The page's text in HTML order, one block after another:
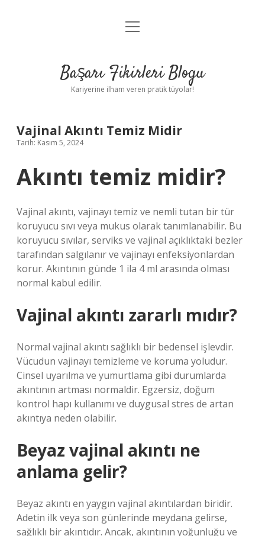
Anasayfa
Yasal Uyarı
menüyü
Başarı Fikirleri Blogu
Kariyerine ilham veren pratik tüyolar!
Vajinal Akıntı Temiz Midir
Tarih: Kasım 5, 2024
Akıntı temiz midir?
Vajinal akıntı, vajinayı temiz ve nemli tutan bir tür
koruyucu sıvı veya mukus olarak tanımlanabilir. Bu
koruyucu sıvılar, serviks ve vajinal açıklıktaki bezler
tarafından salgılanır ve vajinayı enfeksiyonlardan
korur. Akıntının günde 1 ila 4 ml arasında olması
normal kabul edilir.
Vajinal akıntı zararlı mıdır?
Normal vajinal akıntı sağlıklı bir bedensel işlevdir.
Vücudun vajinayı temizleme ve koruma yoludur.
Cinsel uyarılma ve yumurtlama gibi durumlarda
akıntının artması normaldir. Egzersiz, doğum
kontrol hapı kullanımı ve duygusal stres de artan
akıntıya neden olabilir.
Beyaz vajinal akıntı ne
anlama gelir?
Beyaz akıntı en yaygın vajinal akıntılardan biridir.
Adetin ilk veya son günlerinde meydana gelirse,
sağlıklı bir akıntıdır. Ancak, akıntının yoğunluğu ve